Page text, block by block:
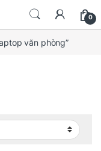
0
văn phòng”